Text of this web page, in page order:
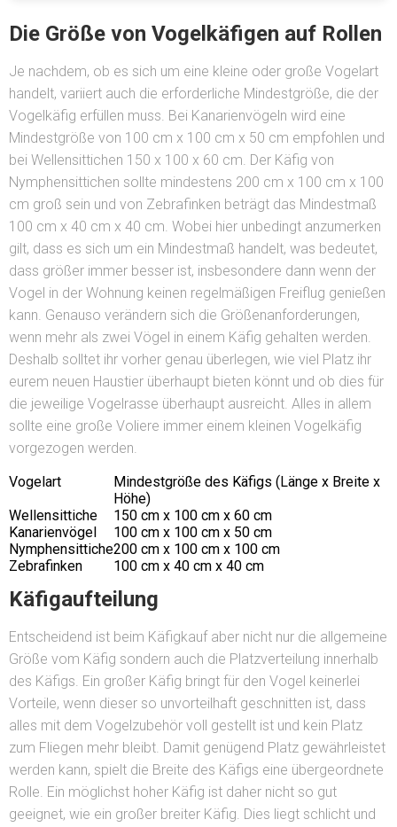
Die Größe von Vogelkäfigen auf Rollen
Je nachdem, ob es sich um eine kleine oder große Vogelart
handelt, variiert auch die erforderliche Mindestgröße, die der
Vogelkäfig erfüllen muss. Bei Kanarienvögeln wird eine
Mindestgröße von 100 cm x 100 cm x 50 cm empfohlen und
bei Wellensittichen 150 x 100 x 60 cm. Der Käfig von
Nymphensittichen sollte mindestens 200 cm x 100 cm x 100
cm groß sein und von Zebrafinken beträgt das Mindestmaß
100 cm x 40 cm x 40 cm. Wobei hier unbedingt anzumerken
gilt, dass es sich um ein Mindestmaß handelt, was bedeutet,
dass größer immer besser ist, insbesondere dann wenn der
Vogel in der Wohnung keinen regelmäßigen Freiflug genießen
kann. Genauso verändern sich die Größenanforderungen,
wenn mehr als zwei Vögel in einem Käfig gehalten werden.
Deshalb solltet ihr vorher genau überlegen, wie viel Platz ihr
eurem neuen Haustier überhaupt bieten könnt und ob dies für
die jeweilige Vogelrasse überhaupt ausreicht. Alles in allem
sollte eine große Voliere immer einem kleinen Vogelkäfig
vorgezogen werden.
Vogelart
Mindestgröße des Käfigs (Länge x Breite x
Höhe)
Wellensittiche
150 cm x 100 cm x 60 cm
Kanarienvögel
100 cm x 100 cm x 50 cm
Nymphensittiche200 cm x 100 cm x 100 cm
Zebrafinken
100 cm x 40 cm x 40 cm
Käfigaufteilung
Entscheidend ist beim Käfigkauf aber nicht nur die allgemeine
Größe vom Käfig sondern auch die Platzverteilung innerhalb
des Käfigs. Ein großer Käfig bringt für den Vogel keinerlei
Vorteile, wenn dieser so unvorteilhaft geschnitten ist, dass
alles mit dem Vogelzubehör voll gestellt ist und kein Platz
zum Fliegen mehr bleibt. Damit genügend Platz gewährleistet
werden kann, spielt die Breite des Käfigs eine übergeordnete
Rolle. Ein möglichst hoher Käfig ist daher nicht so gut
geeignet, wie ein großer breiter Käfig. Dies liegt schlicht und